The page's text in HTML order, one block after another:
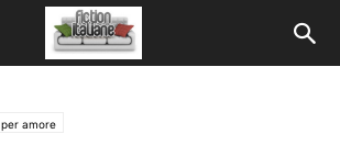
amore